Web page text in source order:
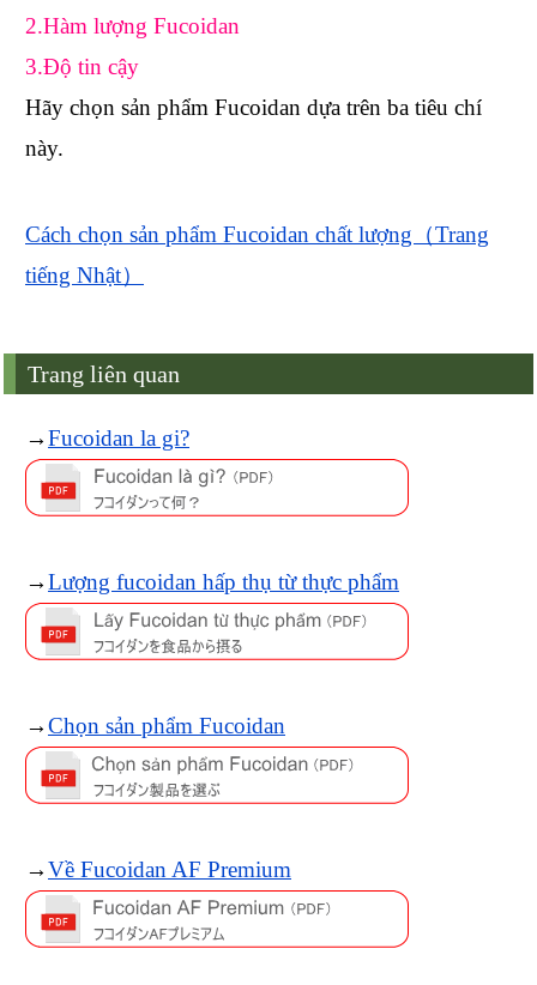
2.Hàm lượng Fucoidan
3.Độ tin cậy
Hãy chọn sản phẩm Fucoidan dựa trên ba tiêu chí
này.
Cách chọn sản phẩm Fucoidan chất lượng（Trang
tiếng Nhật）
Trang liên quan
→Fucoidan la gi?
→Lượng fucoidan hấp thụ từ thực phẩm
→Chọn sản phẩm Fucoidan
→Về Fucoidan AF Premium